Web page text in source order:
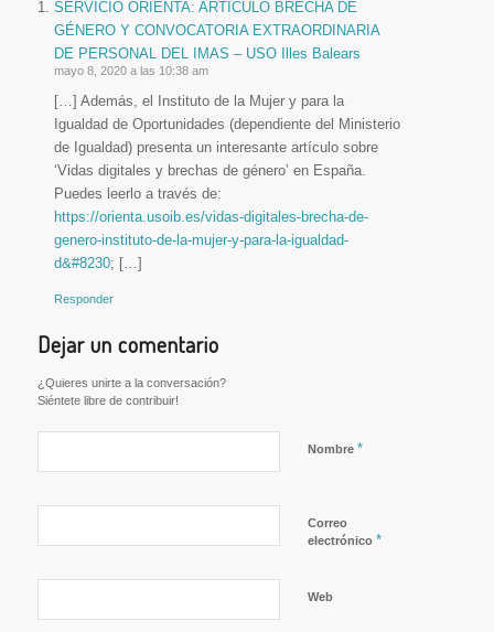
SERVICIO ORIENTA: ARTÍCULO BRECHA DE
GÉNERO Y CONVOCATORIA EXTRAORDINARIA
DE PERSONAL DEL IMAS – USO Illes Balears
mayo 8, 2020 a las 10:38 am
[…] Además, el Instituto de la Mujer y para la
Igualdad de Oportunidades (dependiente del Ministerio
de Igualdad) presenta un interesante artículo sobre
‘Vidas digitales y brechas de género’ en España.
Puedes leerlo a través de:
https://orienta.usoib.es/vidas-digitales-brecha-de-
genero-instituto-de-la-mujer-y-para-la-igualdad-
d&#8230; […]
Responder
Dejar un comentario
¿Quieres unirte a la conversación?
Siéntete libre de contribuir!
Nombre *
Correo
electrónico *
Web